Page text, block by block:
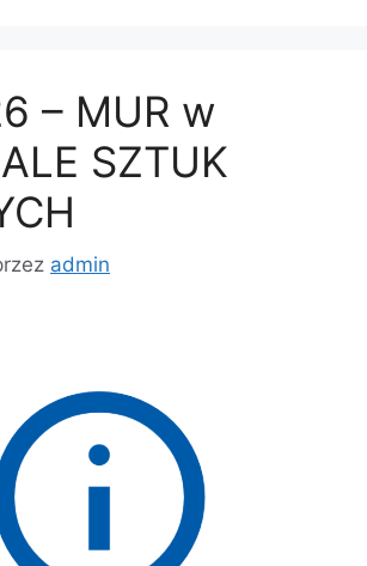
– MUR w
SZTUK
admin